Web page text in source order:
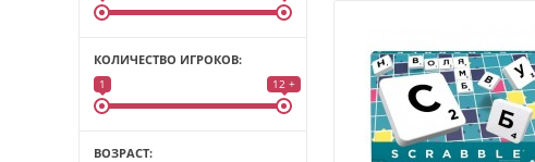
КОЛИЧЕСТВО ИГРОКОВ:
1 12 +
ВОЗРАСТ: